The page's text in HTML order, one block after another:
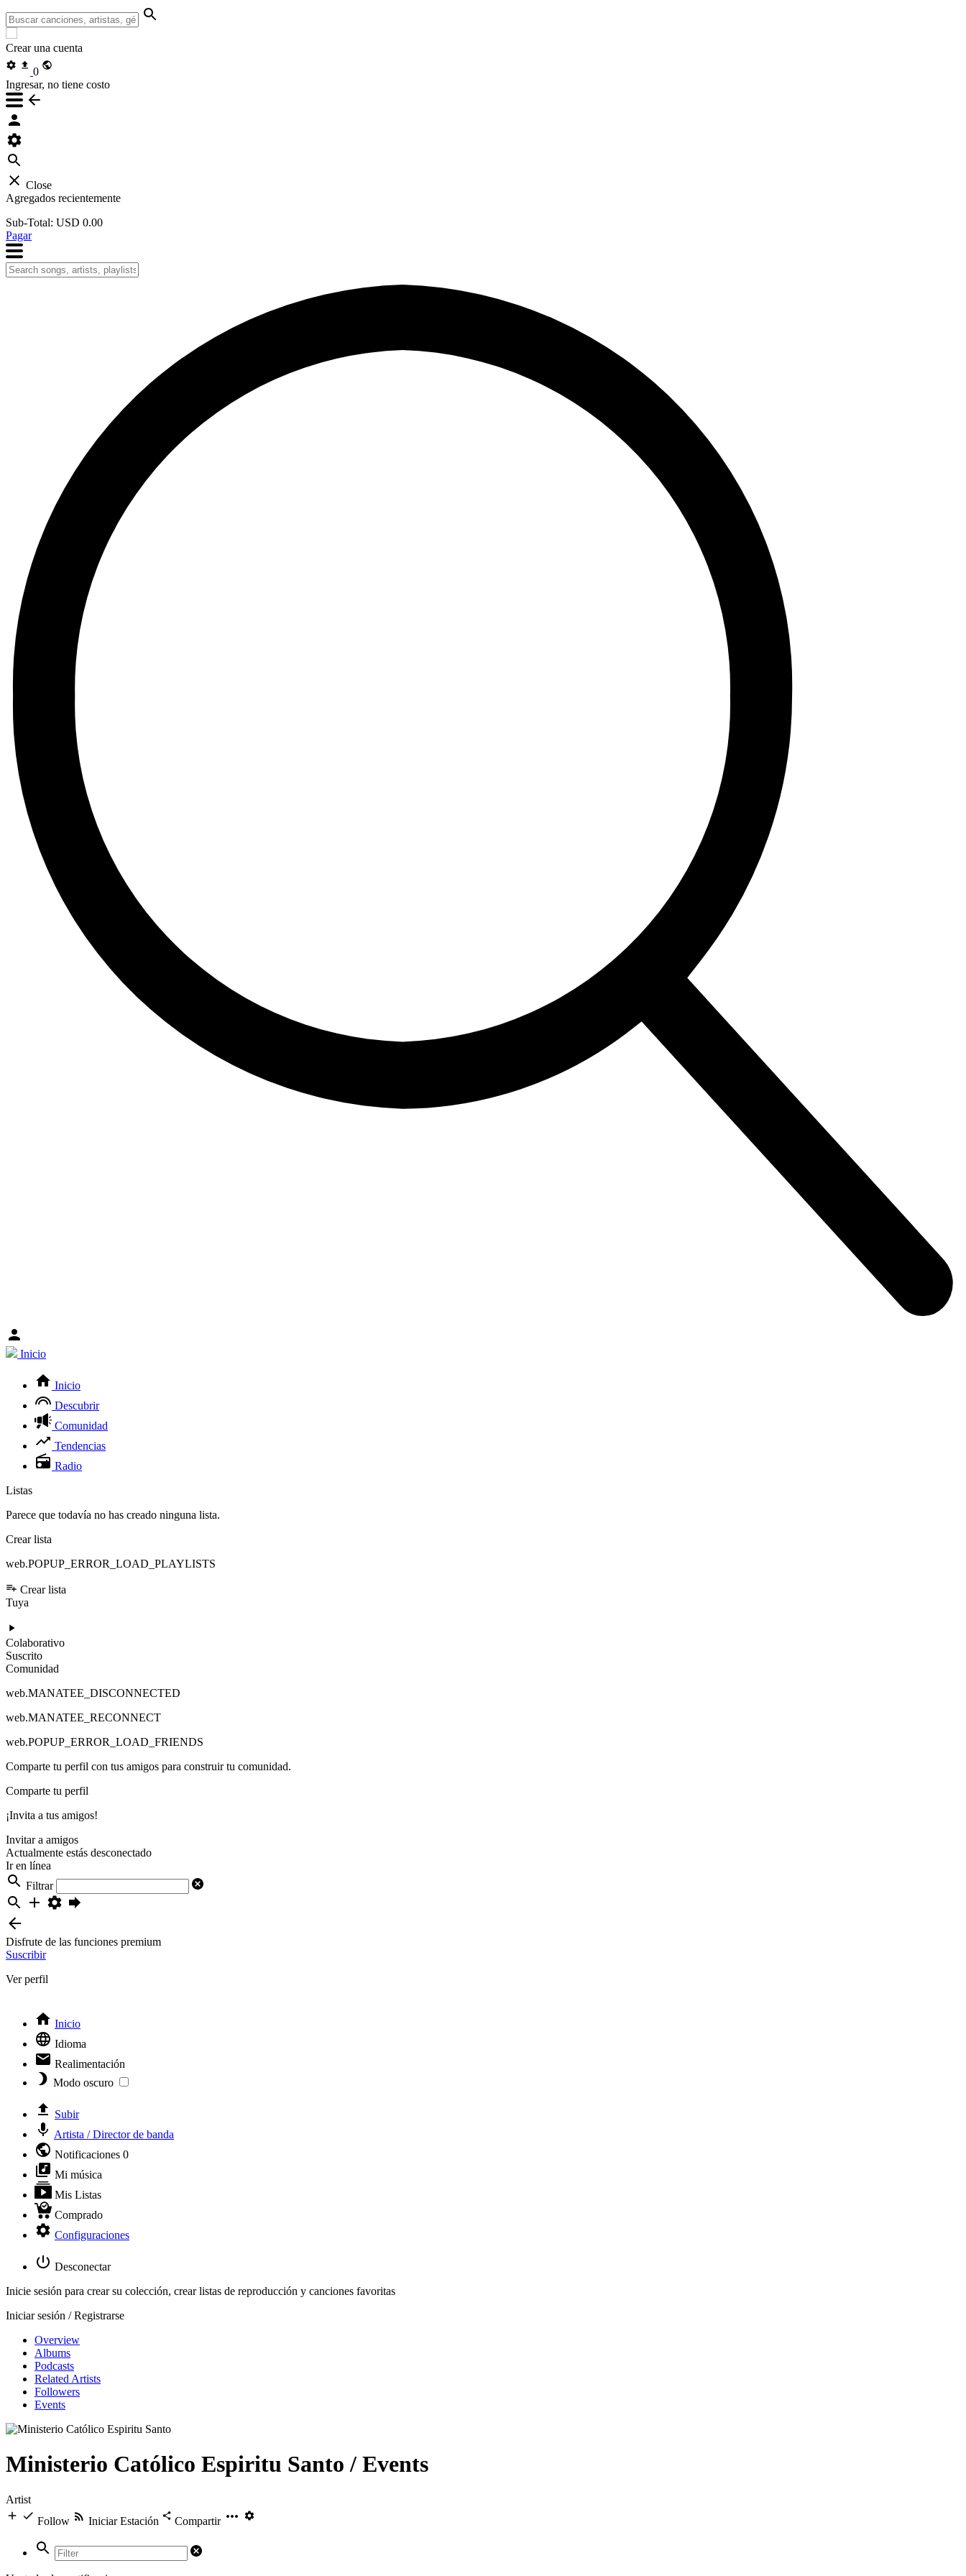
Crear una cuenta
0
Ingresar, no tiene costo
Close
Agregados recientemente
Sub-Total: USD 0.00
Pagar
Inicio
Inicio
Descubrir
Comunidad
Tendencias
Radio
Listas
Parece que todavía no has creado ninguna lista.
Crear lista
web.POPUP_ERROR_LOAD_PLAYLISTS
Crear lista
Tuya
Colaborativo
Suscrito
Comunidad
web.MANATEE_DISCONNECTED
web.MANATEE_RECONNECT
web.POPUP_ERROR_LOAD_FRIENDS
Comparte tu perfil con tus amigos para construir tu comunidad.
Comparte tu perfil
¡Invita a tus amigos!
Invitar a amigos
Actualmente estás desconectado
Ir en línea
Filtrar
Disfrute de las funciones premium
Suscribir
Ver perfil
Inicio
Idioma
Realimentación
Modo oscuro
Subir
Artista / Director de banda
Notificaciones 0
Mi música
Mis Listas
Comprado
Configuraciones
Desconectar
Inicie sesión para crear su colección, crear listas de reproducción y canciones favoritas
Iniciar sesión / Registrarse
Overview
Albums
Podcasts
Related Artists
Followers
Events
Ministerio Católico Espiritu Santo / Events
Artist
Follow
Iniciar Estación Compartir